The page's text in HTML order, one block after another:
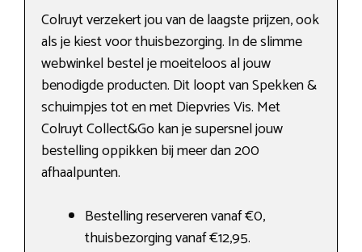
Colruyt verzekert jou van de laagste prijzen, ook
als je kiest voor thuisbezorging. In de slimme
webwinkel bestel je moeiteloos al jouw
benodigde producten. Dit loopt van Spekken &
schuimpjes tot en met Diepvries Vis. Met
Colruyt Collect&Go kan je supersnel jouw
bestelling oppikken bij meer dan 200
afhaalpunten.
Bestelling reserveren vanaf €0,
thuisbezorging vanaf €12,95.